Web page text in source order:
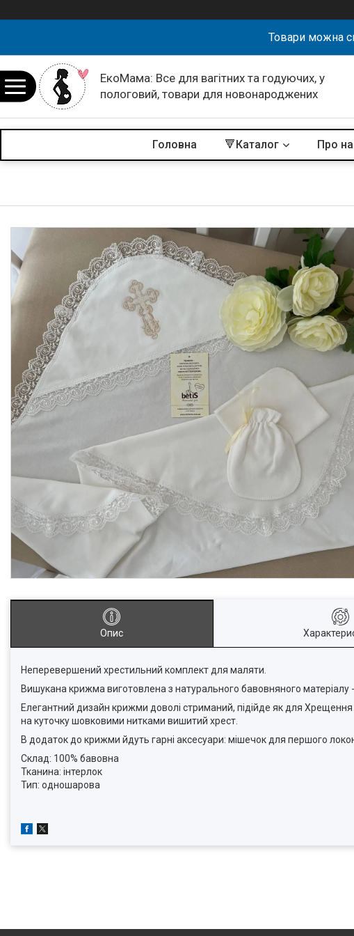
Товари можна
ЕкоМама: Все для вагітних та годуючих, у
пологовий, товари для новонароджених
Головна 🔻Каталог Про
Опис
Неперевершений хрестильний комплект для маляти.
Вишукана крижма виготовлена з натурального бавовняного матеріалу
Елегантний дизайн крижми доволі стриманий, підійде як для
на куточку шовковими нитками вишитий хрест.
В додаток до крижми йдуть гарні аксесуари: мішечок для першого
Склад: 100% бавовна
Тканина: інтерлок
Тип: одношарова